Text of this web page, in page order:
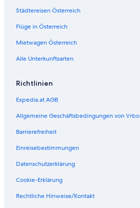
i
e
h
u
n
I
y
l
S
.
P
t
l
i
a
H
e
i
E
l
t
n
e
r
Städtereisen Österreich
Flüge in Österreich
Mietwagen Österreich
Alle Unterkunftsarten
Richtlinien
Expedia.at AGB
Allgemeine Geschäftsbedingungen von Vrbo
Barrierefreiheit
Einreisebestimmungen
Datenschutzerklärung
Cookie-Erklärung
Rechtliche Hinweise/Kontakt